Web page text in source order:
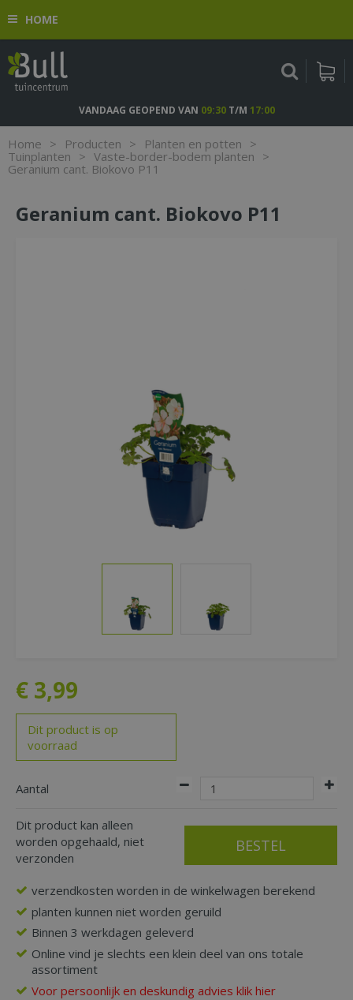
n
o
HOME
Home > Producten > Planten en potten >
Tuinplanten > Vaste-border-bodem planten >
Geranium cant. Biokovo P11
VANDAAG GEOPEND VAN 09:30T/M 17:00
Geranium cant. Biokovo P11
€ 3,99
Dit product is op
voorraad
Aantal
Dit product kan alleen
worden opgehaald, niet
verzonden
verzendkosten worden in de winkelwagen berekend
planten kunnen niet worden geruild
Binnen 3 werkdagen geleverd
Online vind je slechts een klein deel van ons totale
assortiment
Voor persoonlijk en deskundig advies klik hier